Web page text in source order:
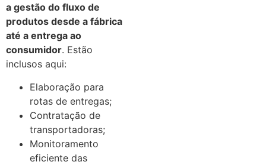
a gestão do fluxo de
produtos desde a fábrica
até a entrega ao
consumidor. Estão
inclusos aqui:
Elaboração para
rotas de entregas;
Contratação de
transportadoras;
Monitoramento
eficiente das